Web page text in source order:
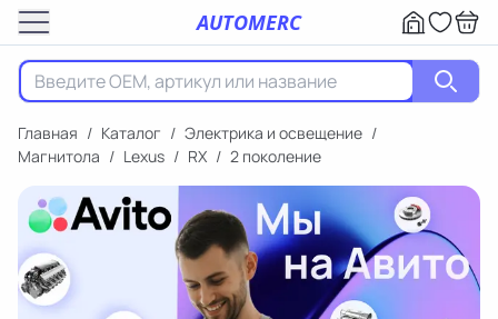
AUTOMERC
Главная / Каталог / Электрика и освещение /
Магнитола / Lexus / RX / 2 поколение